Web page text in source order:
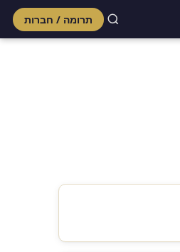
תרומה / חברות